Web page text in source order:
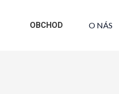
OBCHOD O NÁS